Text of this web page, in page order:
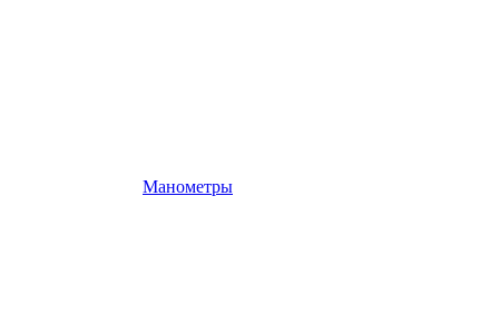
Манометры